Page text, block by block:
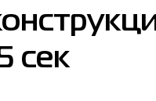
сек